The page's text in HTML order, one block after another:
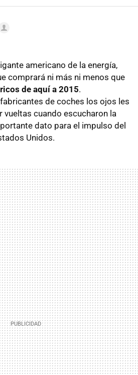
americano de la energía,
comprará ni más ni menos que
de aquí a 2015.
de coches los ojos les
vueltas cuando escucharon la
dato para el impulso del
Unidos.